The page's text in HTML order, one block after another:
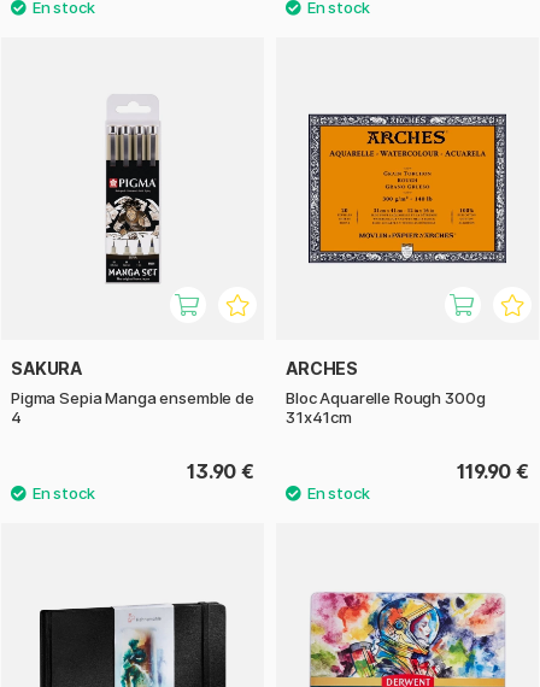
SAKURA
Pigma Sepia Manga ensemble de
4
13.90 €
ARCHES
Bloc Aquarelle Rough 300g
31x41cm
119.90 €